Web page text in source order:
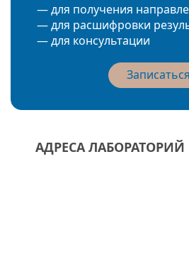
— для получения
— для расшифровки
— для консультации
Записаться
АДРЕСА